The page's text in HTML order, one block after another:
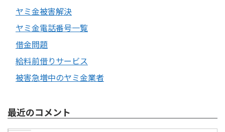
ヤミ金被害解決
ヤミ金電話番号一覧
借金問題
給料前借りサービス
被害急増中のヤミ金業者
最近のコメント